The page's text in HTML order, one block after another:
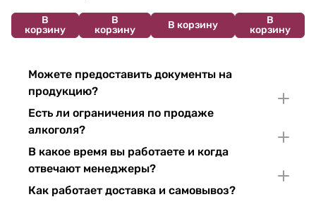
В
корзину
В
корзину
В корзину
В
корзину
Можете предоставить документы на
продукцию?
Есть ли ограничения по продаже
алкоголя?
В какое время вы работаете и когда
отвечают менеджеры?
Как работает доставка и самовывоз?